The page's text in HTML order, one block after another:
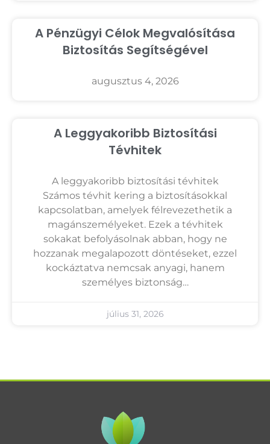
A Pénzügyi Célok Megvalósítása
Biztosítás Segítségével
augusztus 4, 2026
A Leggyakoribb Biztosítási
Tévhitek
A leggyakoribb biztosítási tévhitek
Számos tévhit kering a biztosításokkal
kapcsolatban, amelyek félrevezethetik a
magánszemélyeket. Ezek a tévhitek
sokakat befolyásolnak abban, hogy ne
hozzanak megalapozott döntéseket, ezzel
kockáztatva nemcsak anyagi, hanem
személyes biztonság…
július 31, 2026